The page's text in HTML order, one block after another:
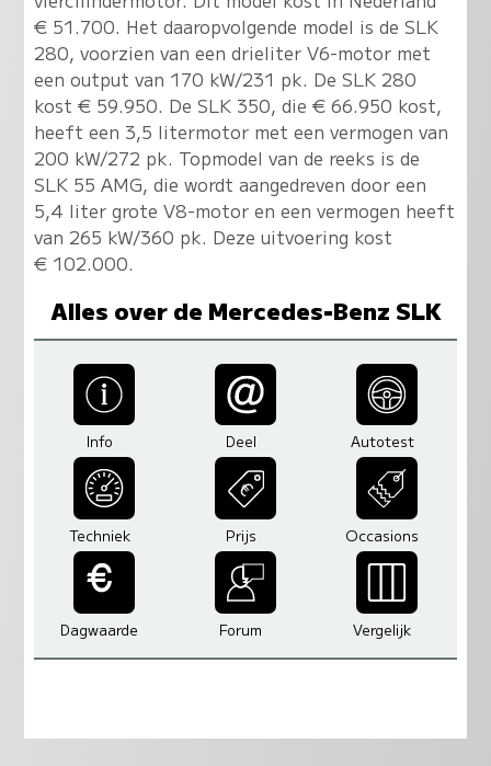
€ 51.700. Het daaropvolgende model is de SLK
280, voorzien van een drieliter V6-motor met
een output van 170 kW/231 pk. De SLK 280
kost € 59.950. De SLK 350, die € 66.950 kost,
heeft een 3,5 litermotor met een vermogen van
200 kW/272 pk. Topmodel van de reeks is de
SLK 55 AMG, die wordt aangedreven door een
5,4 liter grote V8-motor en een vermogen heeft
van 265 kW/360 pk. Deze uitvoering kost
€ 102.000.
Alles over de Mercedes-Benz SLK
Info Deel Autotest
Techniek Prijs Occasions
Dagwaarde Forum Vergelijk